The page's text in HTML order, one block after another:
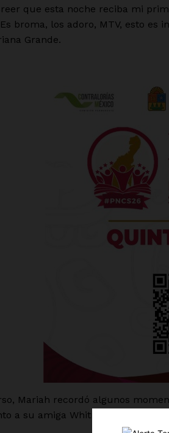
Del
que esta noche reciba mi
broma, los adoro, MTV, esto es
Grande.
Mariah recordó algunos
a su amiga Whitney Houston,